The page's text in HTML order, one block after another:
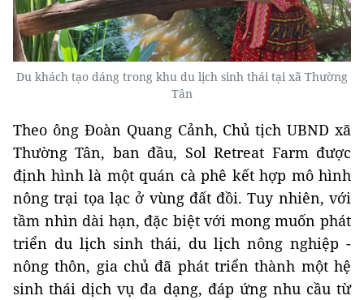
Du khách tạo dáng trong khu du lịch sinh thái tại xã Thường
Tân
Theo ông Đoàn Quang Cảnh, Chủ tịch UBND xã
Thường Tân, ban đầu, Sol Retreat Farm được
định hình là một quán cà phê kết hợp mô hình
nông trại tọa lạc ở vùng đất đồi. Tuy nhiên, với
tầm nhìn dài hạn, đặc biệt với mong muốn phát
triển du lịch sinh thái, du lịch nông nghiệp -
nông thôn, gia chủ đã phát triển thành một hệ
sinh thái dịch vụ đa dạng, đáp ứng nhu cầu từ